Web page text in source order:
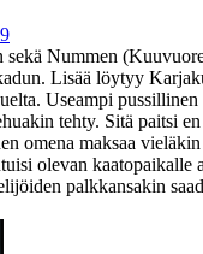
sekä Nummen
Lisää löytyy
Useampi pussillinen
tehty. Sitä paitsi
omena maksaa
olevan kaatopaikalle
palkkansakin